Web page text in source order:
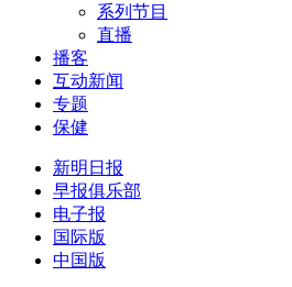
系列节目
直播
播客
互动新闻
专题
保健
新明日报
早报俱乐部
电子报
国际版
中国版